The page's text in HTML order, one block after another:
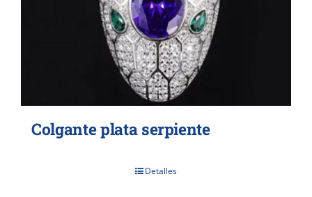
Colgante plata serpiente
Detalles